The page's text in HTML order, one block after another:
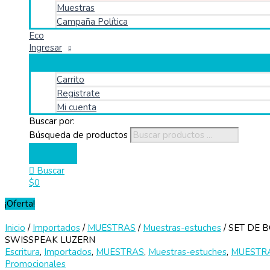
Muestras
Campaña Política
Eco
Ingresar
Carrito
Registrate
Mi cuenta
Buscar por:
Búsqueda de productos
Buscar
$0
¡Oferta!
Inicio / Importados/ MUESTRAS / Muestras-estuches/ SET DE
SWISSPEAK LUZERN
Escritura, Importados, MUESTRAS, Muestras-estuches,
Promocionales